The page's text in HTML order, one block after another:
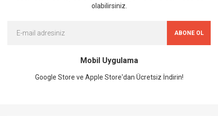
olabilirsiniz.
ABONE OL
Mobil Uygulama
Google Store ve Apple Store'dan Ücretsiz İndirin!